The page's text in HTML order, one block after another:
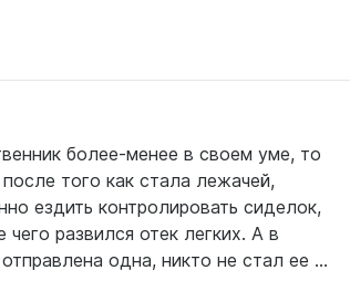
более-менее в своем уме, то
того как стала лежачей,
ездить контролировать сиделок,
развился отек легких. А в
одна, никто не стал ее ...